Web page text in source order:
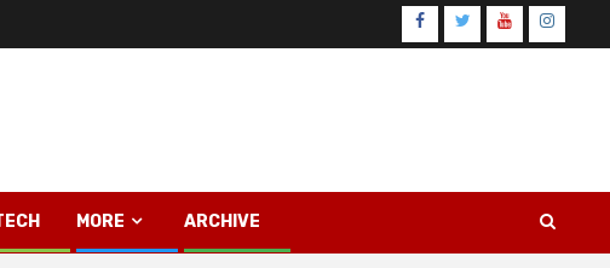
Facebook
TwitterYoutube
MORE ARCHIVE